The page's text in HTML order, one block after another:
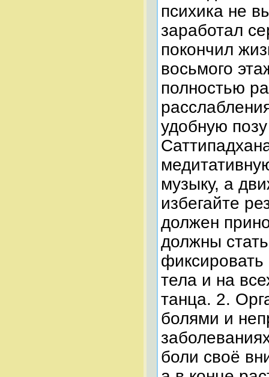
психика не
заработал
покончил
восьмого
полностью
удобную
музыку, а
избегайте
должен
должны
тела и на
танца. 2.
болями и
боли своё